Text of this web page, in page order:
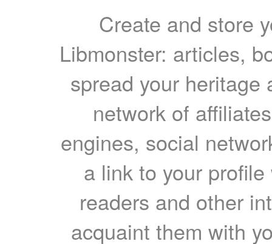
Create and store
Libmonster: articles,
spread your heritage
network of
engines, social
a link to your
readers and other
acquaint them with